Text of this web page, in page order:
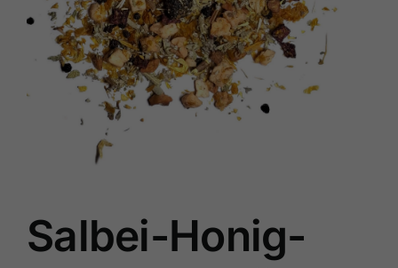
Salbei-Honig-